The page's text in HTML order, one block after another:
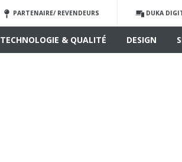
PARTENAIRE/ REVENDEURS DUKA
TECHNOLOGIE & QUALITÉ DESIGN